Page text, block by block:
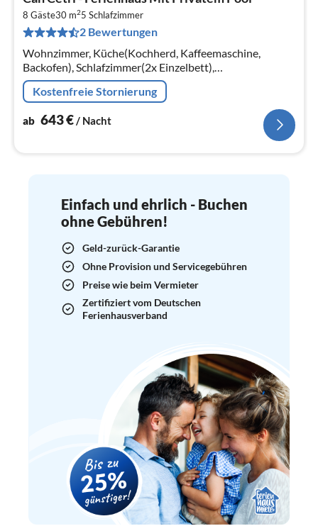
8 Gäste30 m25 Schlafzimmer
2 Bewertungen
Wohnzimmer, Küche(Kochherd, Kaffeemaschine,
Backofen), Schlafzimmer(2x Einzelbett),
Schlafzimmer(Einzelbett, Einzelbett),
Schlafzimmer(Einzelbett, Einzelbett)
Kostenfreie Stornierung
ab 643€/ Nacht
Einfach und ehrlich - Buchen
ohne Gebühren!
Geld-zurück-Garantie
Ohne Provision und Servicegebühren
Preise wie beim Vermieter
Zertifiziert vom Deutschen
Ferienhausverband